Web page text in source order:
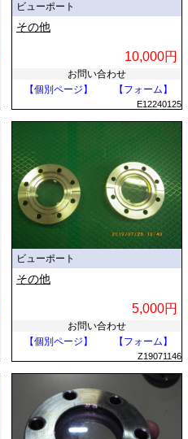
ビューポート
その他
10,000円
お問い合わせ
【個別ページ】
【フォーム】
E12240125
ビューポート
その他
5,000円
お問い合わせ
【個別ページ】
【フォーム】
Z19071146